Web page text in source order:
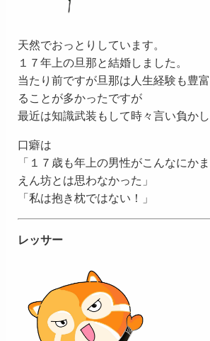
天然でおっとりしています。
１７年上の旦那と結婚しました。
当たり前ですが旦那は人生経験も豊
ることが多かったですが
最近は知識武装もして時々言い負かし
口癖は
「１７歳も年上の男性がこんなにか
えん坊とは思わなかった」
「私は抱き枕ではない！」
レッサー